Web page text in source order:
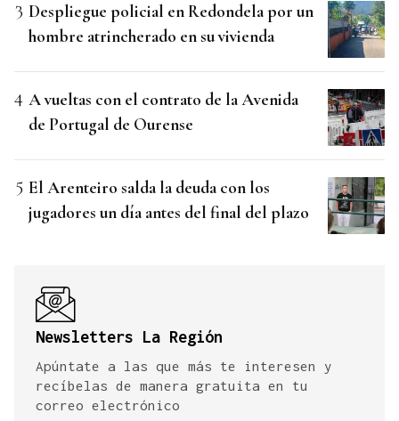
Despliegue policial en Redondela por un
hombre atrincherado en su vivienda
A vueltas con el contrato de la Avenida
de Portugal de Ourense
El Arenteiro salda la deuda con los
jugadores un día antes del final del plazo
Newsletters La Región
Apúntate a las que más te interesen y
recíbelas de manera gratuita en tu
correo electrónico